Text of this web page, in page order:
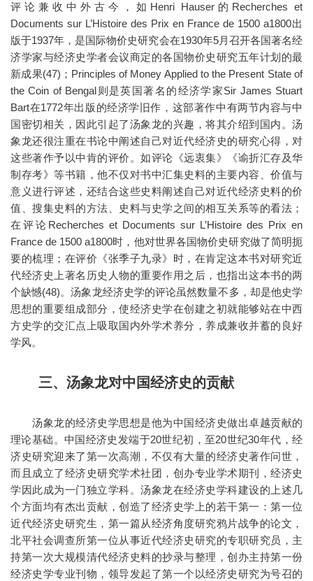
评论兼收中外古今，如Henri Hauser的Recherches et
Documents sur L’Histoire des Prix en France de 1500 a1800出
版于1937年，是国际物价史研究会在1930年5月召开各国著名经
济学家与经济史学者会议商定的各国物价史研究五年计划的最
新成果(47)；Principles of Money Applied to the Present State of
the Coin of Bengal则是英国著名的经济学家Sir James Stuart
Bart在1772年出版的经济学旧作，这部著作中有两节内容与中
国密切相关，因此引起了汤象龙的兴趣，将其介绍到国内。汤
象龙还很注重在书论中阐述自己对近代经济史的研究心得，对
这些著作予以中肯的评价。如评论《远衷集》《谕折汇存及华
制存考》等书籍，他不仅对书中汇集史料的主要内容、价值与
意义进行评述，还结合这些史料阐述自己对近代经济史料的价
值、搜集史料的方法、史料与史学之间的相互关系等的看法；
在评论Recherches et Documents sur L’Histoire des Prix en
France de 1500 a1800时，他对世界各国物价史研究做了简明扼
要的梳理；在评价《张季子九录》时，在肯定这本书对研究近
代经济史上著名历史人物的重要作用之后，也指出这本书的两
个缺憾(48)。汤象龙经济史学的评论虽然数量不多，却是他史学
思想的重要组成部分，使经济史学在创建之初就能够站在中西
方史学的交汇点上吸取国内外学术养分，养成兼收并蓄的良好
学风。
三、汤象龙对中国经济史的贡献
汤象龙的经济史学思想是他为中国经济史做出卓越贡献的
理论基础。中国经济史发端于20世纪初，至20世纪30年代，经
济史研究迎来了第一次高潮，不仅有大量的经济史著作问世，
而且成立了经济史研究学术社团，创办专业学术期刊，经济史
学因此成为一门独立学科。汤象龙在经济史学科建设的上述几
个方面均有杰出贡献，创造了经济史学上的若干第一：第一位
近代经济史研究生，第一篇从经济角度研究鸦片战争的论文，
北平社会调查所第一位从事近代经济史研究的专职研究员，主
持第一次大规模清代经济史料的抄录与整理，创办主持第一份
经济史学专业刊物，领导发起了第一个以经济史研究为号召的